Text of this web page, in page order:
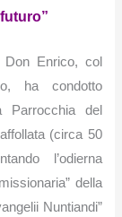
Don Enrico, col
ha condotto
Parrocchia del
(circa 50
l’odierna
della
Nuntiandi”